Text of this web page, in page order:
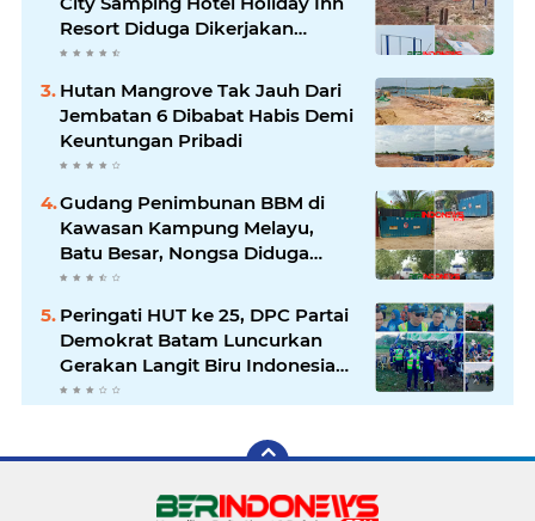
Resort Diduga Dikerjakan
Secara Ilegal
Hutan Mangrove Tak Jauh Dari
Jembatan 6 Dibabat Habis Demi
Keuntungan Pribadi
Gudang Penimbunan BBM di
Kawasan Kampung Melayu,
Batu Besar, Nongsa Diduga
Ilegal
Peringati HUT ke 25, DPC Partai
Demokrat Batam Luncurkan
Gerakan Langit Biru Indonesia
Asri Untuk Wujudkan